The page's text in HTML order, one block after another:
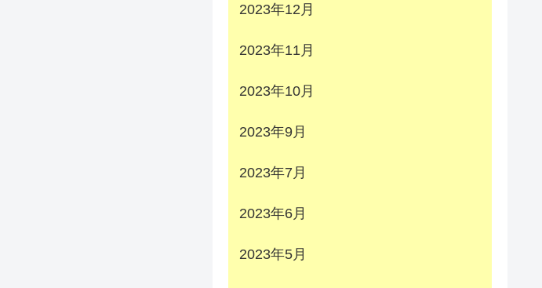
2023年12月
2023年11月
2023年10月
2023年9月
2023年7月
2023年6月
2023年5月